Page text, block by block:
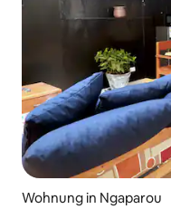
Wohnung in Ngaparou